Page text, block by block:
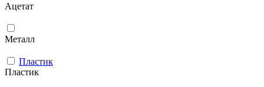
Ацетат
Металл
Пластик
Пластик